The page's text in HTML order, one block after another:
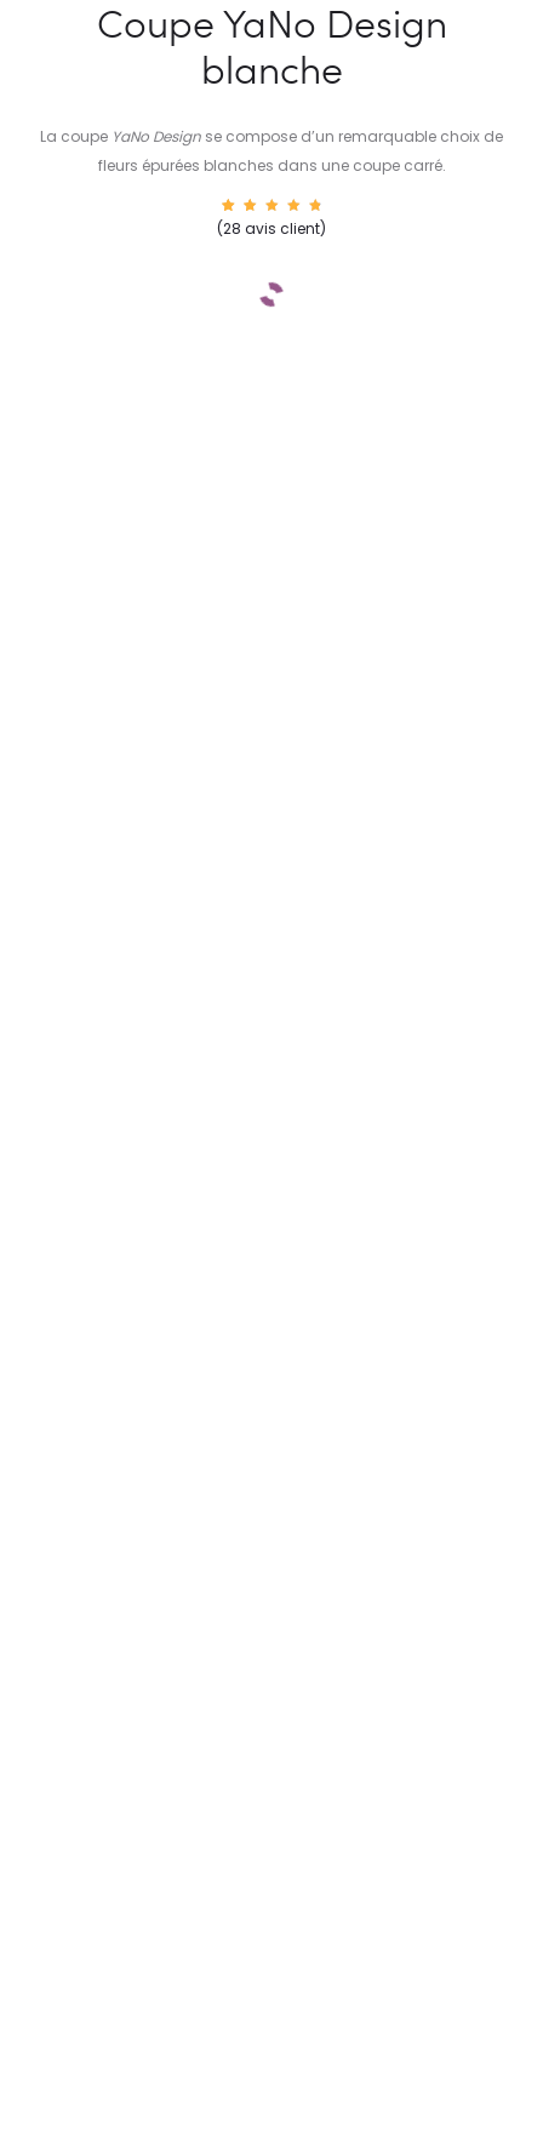
Coupe YaNo Design
blanche
La coupe YaNo Design se compose d’un remarquable choix de
fleurs épurées blanches dans une coupe carré.
Noté
4.96
26
notatio
ns
client
(28 avis client)